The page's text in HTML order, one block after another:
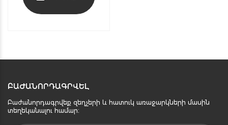
ԲԱԺԱՆՈՐԴԱԳՐՎԵԼ
Բաժանորդագրվեք զեղչերի և հատուկ առաջարկների մասին
տեղեկանալու համար։